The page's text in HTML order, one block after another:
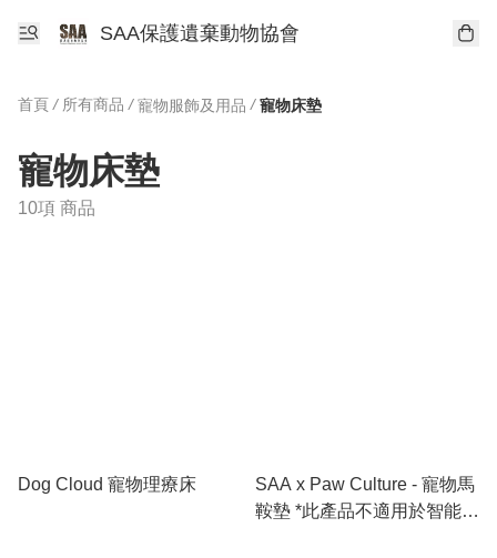
SAA保護遺棄動物協會
首頁 / 所有商品 / 寵物服飾及用品 / 寵物床墊
寵物床墊
10項 商品
Dog Cloud 寵物理療床
SAA x Paw Culture - 寵物馬
鞍墊 *此產品不適用於智能櫃